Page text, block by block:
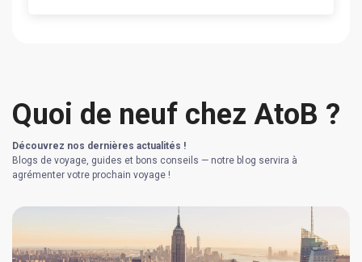
Quoi de neuf chez AtoB ?
Découvrez nos dernières actualités !
Blogs de voyage, guides et bons conseils — notre blog servira à
agrémenter votre prochain voyage !